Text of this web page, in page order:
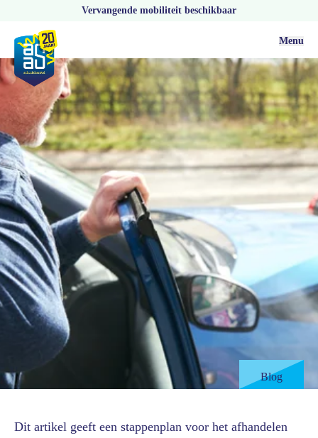
Vervangende mobiliteit beschikbaar
Menu
Blog
Actueel
Dit artikel geeft een stappenplan voor het afhandelen